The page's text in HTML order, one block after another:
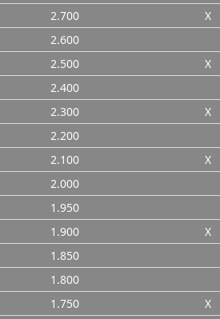
2.700
X
2.600
2.500
X
2.400
2.300
X
2.200
2.100
X
2.000
1.950
1.900
X
1.850
1.800
1.750
X